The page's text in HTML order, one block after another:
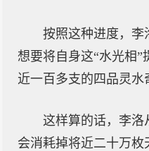
按照这种进度，李
想要将自身这“水光相
近一百多支的四品灵水
这样算的话，李洛
会消耗掉将近二十万枚